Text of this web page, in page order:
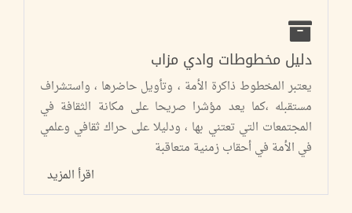
دليل مخطوطات وادي مزاب
يعتبر المخطوط ذاكرة الأمة ، وتأويل حاضرها ، واستشراف
مستقبله ،كما يعد مؤشرا صريحا على مكانة الثقافة في
المجتمعات التي تعتني بها ، ودليلا على حراك ثقافي وعلمي
في الأمة في أحقاب زمنية متعاقبة
اقرأ المزيد